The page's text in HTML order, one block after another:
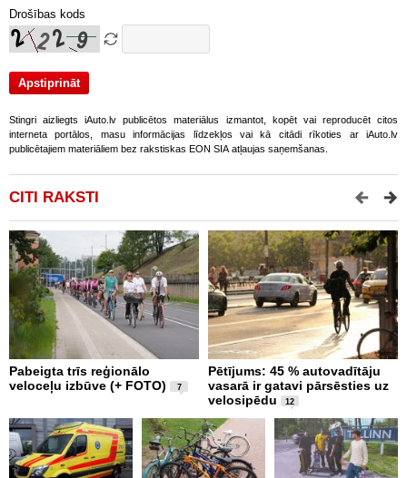
Drošības kods
Stingri aizliegts iAuto.lv publicētos materiālus izmantot, kopēt vai reproducēt citos
interneta portālos, masu informācijas līdzekļos vai kā citādi rīkoties ar iAuto.lv
publicētajiem materiāliem bez rakstiskas EON SIA atļaujas saņemšanas.
CITI RAKSTI
Pabeigta trīs reģionālo
veloceļu izbūve (+ FOTO)
7
Pētījums: 45 % autovadītāju
vasarā ir gatavi pārsēsties uz
velosipēdu
12